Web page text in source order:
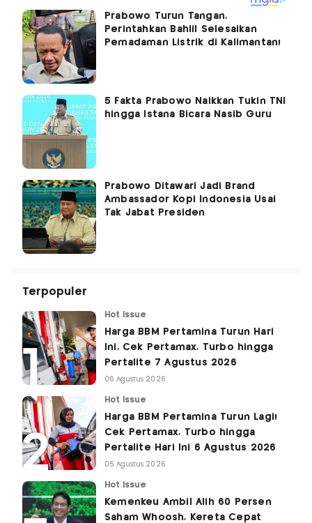
Prabowo Turun Tangan,
Perintahkan Bahlil Selesaikan
Pemadaman Listrik di Kalimantan!
5 Fakta Prabowo Naikkan Tukin TNI
hingga Istana Bicara Nasib Guru
Prabowo Ditawari Jadi Brand
Ambassador Kopi Indonesia Usai
Tak Jabat Presiden
Terpopuler
Hot Issue
Harga BBM Pertamina Turun Hari
Ini, Cek Pertamax, Turbo hingga
Pertalite 7 Agustus 2026
06 Agustus 2026
Hot Issue
Harga BBM Pertamina Turun Lagi!
Cek Pertamax, Turbo hingga
Pertalite Hari Ini 6 Agustus 2026
05 Agustus 2026
Hot Issue
Kemenkeu Ambil Alih 60 Persen
Saham Whoosh, Kereta Cepat